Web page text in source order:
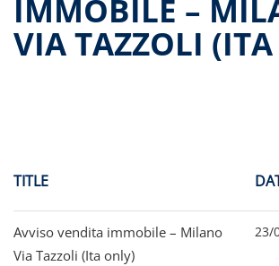
Advertising
Contacts
IMMOBILE –
VIA TAZZOLI
TITLE
Avviso vendita immobile – Milano
Via Tazzoli (Ita only)
23/